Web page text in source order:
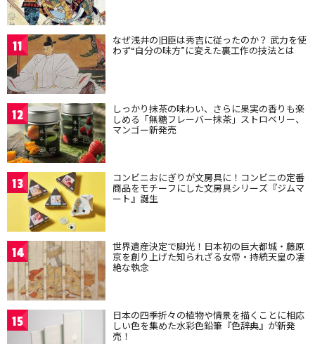
11 なぜ浅井の旧臣は秀吉に従ったのか？ 武力を使
わず“自分の味方”に変えた裏工作の技法とは
12 しっかり抹茶の味わい、さらに果実の香りも楽
しめる「無糖フレーバー抹茶」ストロベリー、
マンゴー新発売
13 コンビニおにぎりが文房具に！コンビニの定番
商品をモチーフにした文房具シリーズ『ジムマ
ート』誕生
14 世界遺産決定で脚光！日本初の巨大都城・藤原
京を創り上げた知られざる女帝・持統天皇の凄
絶な執念
15 日本の四季折々の植物や情景を描くことに相応
しい色を集めた水彩色鉛筆『色辞典』が新発
売！